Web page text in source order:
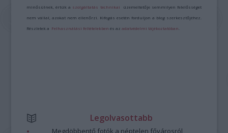
minősülnek, értük a szolgáltatás technikai üzemeltetője semmilyen felelősséget
nem vállal, azokat nem ellenőrzi. Kifogás esetén forduljon a blog szerkesztőjéhez.
Részletek a Felhasználási feltételekben és azadatvédelmi tájékoztatóban
Legolvasottabb
Megdöbbentő fotók a néptelen fővárosról